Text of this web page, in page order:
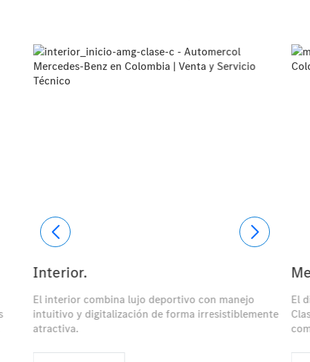
Interior.
El interior combina lujo deportivo con manejo
intuitivo y digitalización de forma irresistiblemente
atractiva.
El